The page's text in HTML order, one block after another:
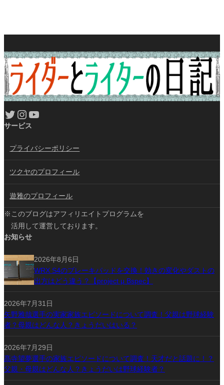
Twitter Instagram YouTube
サービス
プライバシーポリシー
ツクヤのプロフィール
遊雅のプロフィール
※このブログはアフィリエイトプログラムを
活用して運営しております。
お知らせ
2026年8月6日
WRX S4のブレーキパッドを交換！効きの変化やダストの
出方はどう違う？【project μ Bspec】
2026年7月31日
矢野雅哉選手の実家家族エピソードについて調査！父親は野球経験
者？母親はどんな人？きょうだいはいる？
2026年7月29日
髙寺望夢選手の家族エピソードについて調査！天才だと話題に！？
父親・母親はどんな人？きょうだいは野球経験者？